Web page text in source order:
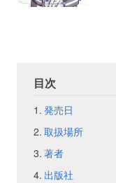
目次
発売日
取扱場所
著者
出版社